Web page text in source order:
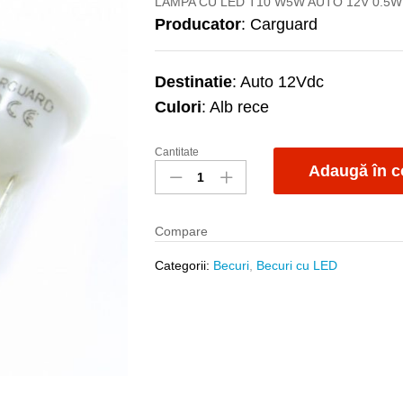
Producator: Carguard
Destinatie: Auto 12Vdc
Culori: Alb rece
Led
bec
T10
alb
quantity
Cantitate
Adaugă în
Compare
Categorii: Becuri Becuri cu LED